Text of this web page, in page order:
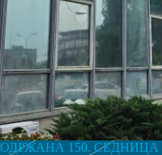
ОДРЖАНА 150.